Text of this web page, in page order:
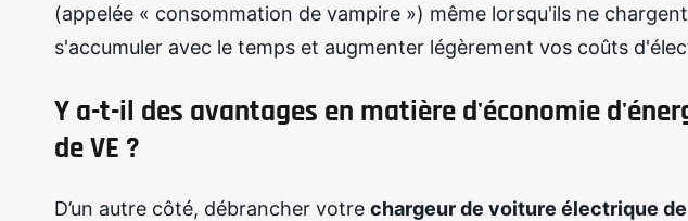
(appelée « consommation de vampire ») même lorsqu'ils ne
s'accumuler avec le temps et augmenter légèrement vos coûts
Y a-t-il des avantages en matière d'économie
de VE ?
D’un autre côté, débrancher votre chargeur de voiture électrique